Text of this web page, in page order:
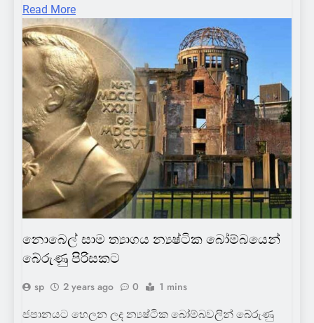
Read More
COLOMBOBUZZ EDUCATION FEATURENEWS
FOREIGN
HOT NEWS
SCIENCE
නොබෙල් සාම ත්‍යාගය න්‍යෂ්ටික බෝම්බයෙන්
බේරුණු පිරිසකට
sp 2 years ago 0 1 mins
ජපානයට හෙලන ලද න්‍යෂ්ටික බෝම්බවලින් බේරුණු